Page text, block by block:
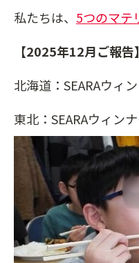
私たちは、 5つのマテ
【2025年12月ご報告】
北海道：SEARAウ
東北：SEARAウィ